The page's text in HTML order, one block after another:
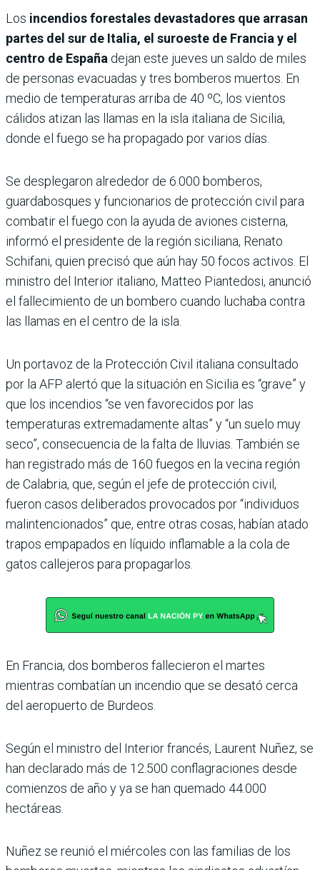
Los incendios forestales devastadores que arrasan
partes del sur de Italia, el suroeste de Francia y el
centro de España dejan este jueves un saldo de miles
de personas evacuadas y tres bomberos muertos. En
medio de temperaturas arriba de 40 ºC, los vientos
cálidos atizan las llamas en la isla italiana de Sicilia,
donde el fuego se ha propagado por varios días.
Se desplegaron alrededor de 6.000 bomberos,
guardabosques y funcionarios de protección civil para
combatir el fuego con la ayuda de aviones cisterna,
informó el presidente de la región siciliana, Renato
Schifani, quien precisó que aún hay 50 focos activos. El
ministro del Interior italiano, Matteo Piantedosi, anunció
el fallecimiento de un bombero cuando luchaba contra
las llamas en el centro de la isla.
Un portavoz de la Protección Civil italiana consultado
por la AFP alertó que la situación en Sicilia es “grave” y
que los incendios “se ven favorecidos por las
temperaturas extremadamente altas” y “un suelo muy
seco”, consecuencia de la falta de lluvias. También se
han registrado más de 160 fuegos en la vecina región
de Calabria, que, según el jefe de protección civil,
fueron casos deliberados provocados por “individuos
malintencionados” que, entre otras cosas, habían atado
trapos empapados en líquido inflamable a la cola de
gatos callejeros para propagarlos.
En Francia, dos bomberos fallecieron el martes
mientras combatían un incendio que se desató cerca
del aeropuerto de Burdeos.
Según el ministro del Interior francés, Laurent Nuñez, se
han declarado más de 12.500 conflagraciones desde
comienzos de año y ya se han quemado 44.000
hectáreas.
Nuñez se reunió el miércoles con las familias de los